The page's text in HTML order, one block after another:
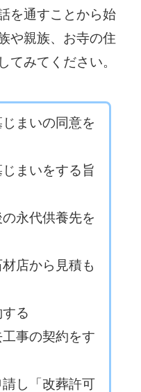
を通すことから始
や親族、お寺の住
てみてください。
まいの同意を
まいをする旨
永代供養先を
店から見積も
る
事の契約をす
し「改葬許可